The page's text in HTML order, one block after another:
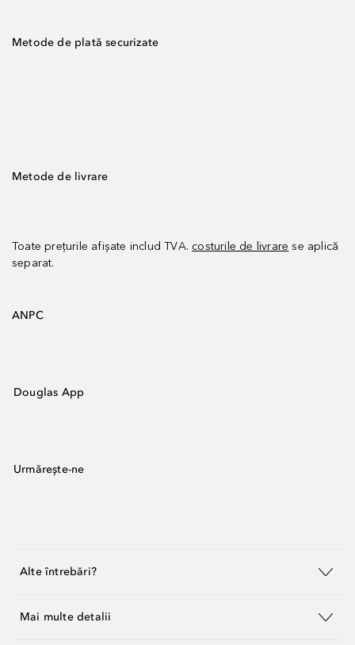
Metode de plată securizate
Metode de livrare
Toate prețurile afișate includ TVA. costurile de livrare se aplică
separat.
ANPC
Douglas App
Urmărește-ne
Alte întrebări?
Mai multe detalii